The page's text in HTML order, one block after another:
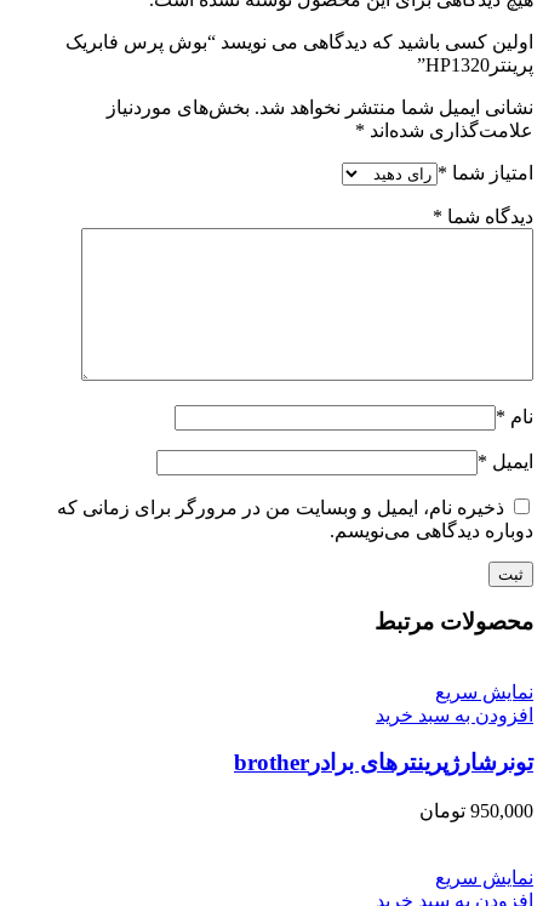
اولین کسی باشید که دیدگاهی می نویسد “بوش پرس فابریک
پرینترHP1320”
نشانی ایمیل شما منتشر نخواهد شد. بخش‌های موردنیاز
علامت‌گذاری شده‌اند *
امتیاز شما *
دیدگاه شما *
نام *
ایمیل *
ذخیره نام، ایمیل و وبسایت من در مرورگر برای زمانی که
دوباره دیدگاهی می‌نویسم.
محصولات مرتبط
نمایش سریع
افزودن به سبد خرید
تونرشارژپرینترهای برادرbrother
950,000 تومان
نمایش سریع
افزودن به سبد خرید